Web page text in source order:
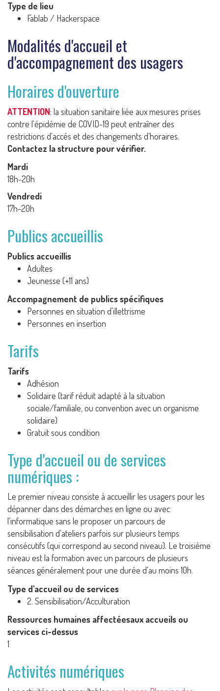
Type de lieu
Fablab / Hackerspace
Modalités d'accueil et
d'accompagnement des usagers
Horaires d'ouverture
ATTENTION: la situation sanitaire liée aux mesures prises
contre l'épidémie de COVID-19 peut entraîner des
restrictions d'accés et des changements d'horaires.
Contactez la structure pour vérifier.
Mardi
18h-20h
Vendredi
17h-20h
Publics accueillis
Publics accueillis
Adultes
Jeunesse (+11 ans)
Accompagnement de publics spécifiques
Personnes en situation d'illettrisme
Personnes en insertion
Tarifs
Tarifs
Adhésion
Solidaire (tarif réduit adapté à la situation
sociale/familiale, ou convention avec un organisme
solidaire)
Gratuit sous condition
Type d'accueil ou de services
numériques :
Le premier niveau consiste à accueillir les usagers pour les
dépanner dans des démarches en ligne ou avec
l'informatique sans le proposer un parcours de
sensibilisation d'ateliers parfois sur plusieurs temps
consécutifs (qui correspond au second niveau). Le troisième
niveau est la formation avec un parcours de plusieurs
séances généralement pour une durée d'au moins 10h.
Type d'accueil ou de services
2. Sensibilisation/Acculturation
Ressources humaines affectéesaux accueils ou
services ci-dessus
1
Activités numériques